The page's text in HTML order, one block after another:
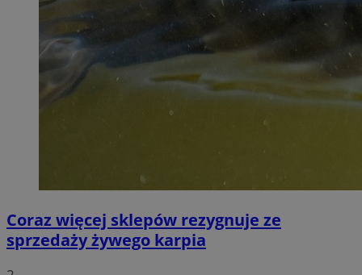
Coraz więcej sklepów rezygnuje ze
sprzedaży żywego karpia